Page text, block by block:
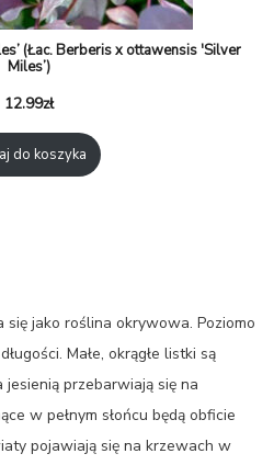
(Łac. Berberis x ottawensis 'Silver
Miles’)
12.99zł
do koszyka
jako roślina okrywowa. Poziomo
Małe, okrągłe listki są
jesienią przebarwiają się na
w pełnym słońcu będą obficie
pojawiają się na krzewach w